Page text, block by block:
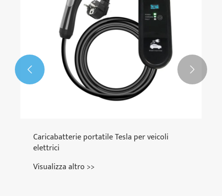
Caricabatterie portatile Tesla per veicoli
elettrici
Visualizza altro >>
 